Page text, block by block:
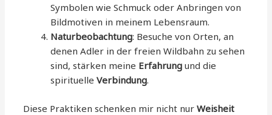
Symbolen wie Schmuck oder Anbringen von
Bildmotiven in meinem Lebensraum.
Naturbeobachtung: Besuche von Orten, an
denen Adler in der freien Wildbahn zu sehen
sind, stärken meine Erfahrung und die
spirituelleVerbindung.
Diese Praktiken schenken mir nicht nurWeisheit